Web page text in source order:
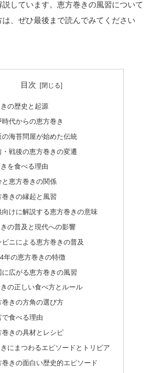
しています。恵方巻きの風習について
は、ぜひ最後まで読んでみてください
目次
の歴史と起源
時代からの恵方巻き
の海苔問屋が始めた伝統
・戦後の恵方巻きの変遷
を食べる理由
と恵方巻きの関係
巻きの縁起と風習
向けに解説する恵方巻きの意味
の普及と現代への影響
ビニによる恵方巻きの普及
年の恵方巻きの特徴
に広がる恵方巻きの風習
の正しい食べ方とルール
巻きの方角の選び方
で食べる理由
巻きの具材とレシピ
にまつわるエピソードとトリビア
巻きの面白い歴史的エピソード